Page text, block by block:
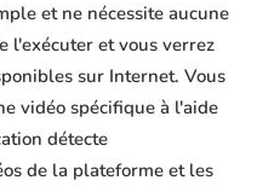
et ne nécessite aucune
l'exécuter et vous verrez
sur Internet. Vous
vidéo spécifique à l'aide
détecte
de la plateforme et les